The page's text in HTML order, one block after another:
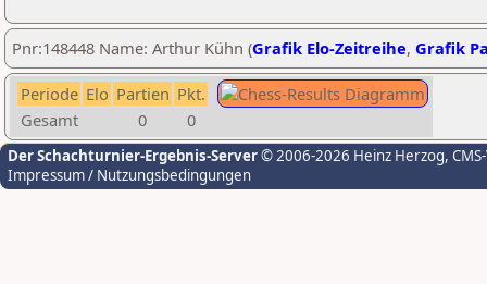
Pnr:148448 Name: Arthur Kühn (Grafik Elo-Zeitreihe, Grafik
Periode Elo Partien Pkt.
Gesamt
0 0
Der Schachturnier-Ergebnis-Server© 2006-2026 Heinz Herzog,
Impressum / Nutzungsbedingungen